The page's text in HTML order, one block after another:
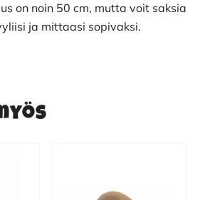
on noin 50 cm, mutta voit saksia
ja mittaasi sopivaksi.